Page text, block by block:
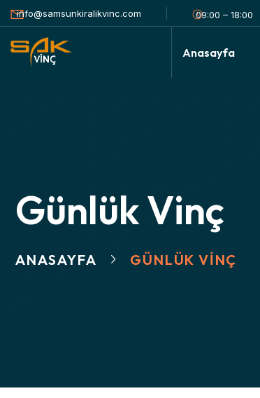
info@samsunkiralikvinc.com 09:00 – 18:00
Anasayfa
Günlük Vinç
ANASAYFA GÜNLÜK VINÇ